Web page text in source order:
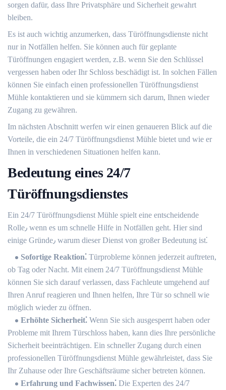
sorgen dafür, dass Ihre Privatsphäre und Sicherheit gewahrt
bleiben.
Es ist auch wichtig anzumerken, dass Türöffnungsdienste nicht
nur in Notfällen helfen.​ Sie können auch für geplante
Türöffnungen engagiert werden, z.​B.​ wenn Sie den Schlüssel
vergessen haben oder Ihr Schloss beschädigt ist.​ In solchen Fällen
können Sie einfach einen professionellen Türöffnungsdienst
Mühle kontaktieren und sie kümmern sich darum, Ihnen wieder
Zugang zu gewähren.
Im nächsten Abschnitt werfen wir einen genaueren Blick auf die
Vorteile, die ein 24/7 Türöffnungsdienst Mühle bietet und wie er
Ihnen in verschiedenen Situationen helfen kann.
Bedeutung eines 24/7
Türöffnungsdienstes
Ein 24/7 Türöffnungsdienst Mühle spielt eine entscheidende
Rolle٫ wenn es um schnelle Hilfe in Notfällen geht.​ Hier sind
einige Gründe٫ warum dieser Dienst von großer Bedeutung ist⁚
Sofortige Reaktion⁚ Türprobleme können jederzeit auftreten,
ob Tag oder Nacht. Mit einem 24/7 Türöffnungsdienst Mühle
können Sie sich darauf verlassen, dass Fachleute umgehend auf
Ihren Anruf reagieren und Ihnen helfen, Ihre Tür so schnell wie
möglich wieder zu öffnen.​
Erhöhte Sicherheit⁚ Wenn Sie sich ausgesperrt haben oder
Probleme mit Ihrem Türschloss haben, kann dies Ihre persönliche
Sicherheit beeinträchtigen. Ein schneller Zugang durch einen
professionellen Türöffnungsdienst Mühle gewährleistet, dass Sie
Ihr Zuhause oder Ihre Geschäftsräume sicher betreten können.​
Erfahrung und Fachwissen⁚ Die Experten des 24/7